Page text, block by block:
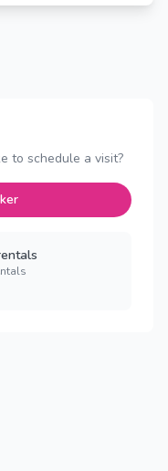
to schedule a visit?